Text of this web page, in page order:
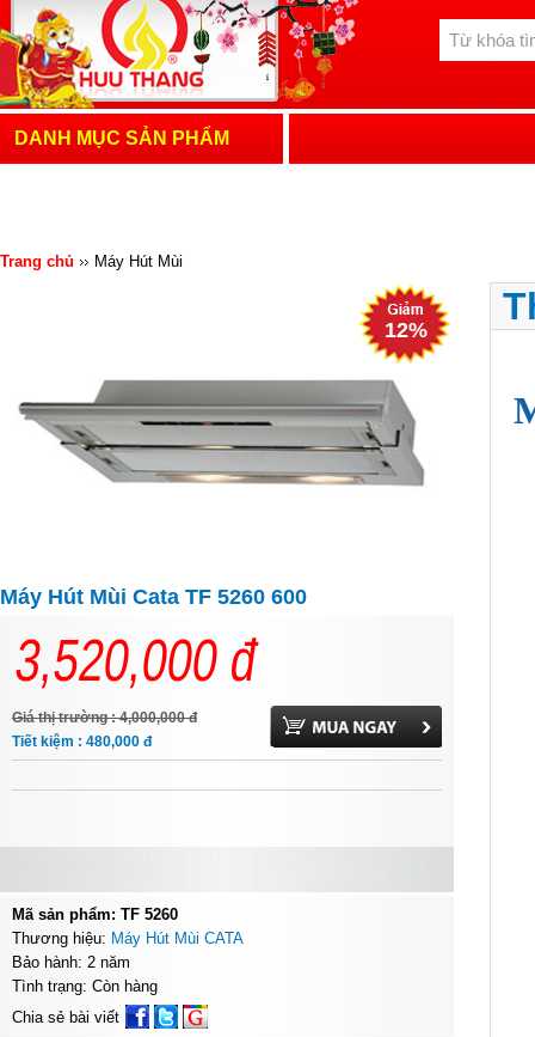
DANH MỤC SẢN PHẨM
Trang chủ Máy Hút Mùi
12%
Máy Hút Mùi Cata TF 5260 600
3,520,000đ
Giá thị trường : 4,000,000đ
Tiết kiệm : 480,000 đ
Mã sản phẩm: TF 5260
Thương hiệu: Máy Hút Mùi CATA
Bảo hành: 2 năm
Tình trạng: Còn hàng
Chia sẻ bài viết